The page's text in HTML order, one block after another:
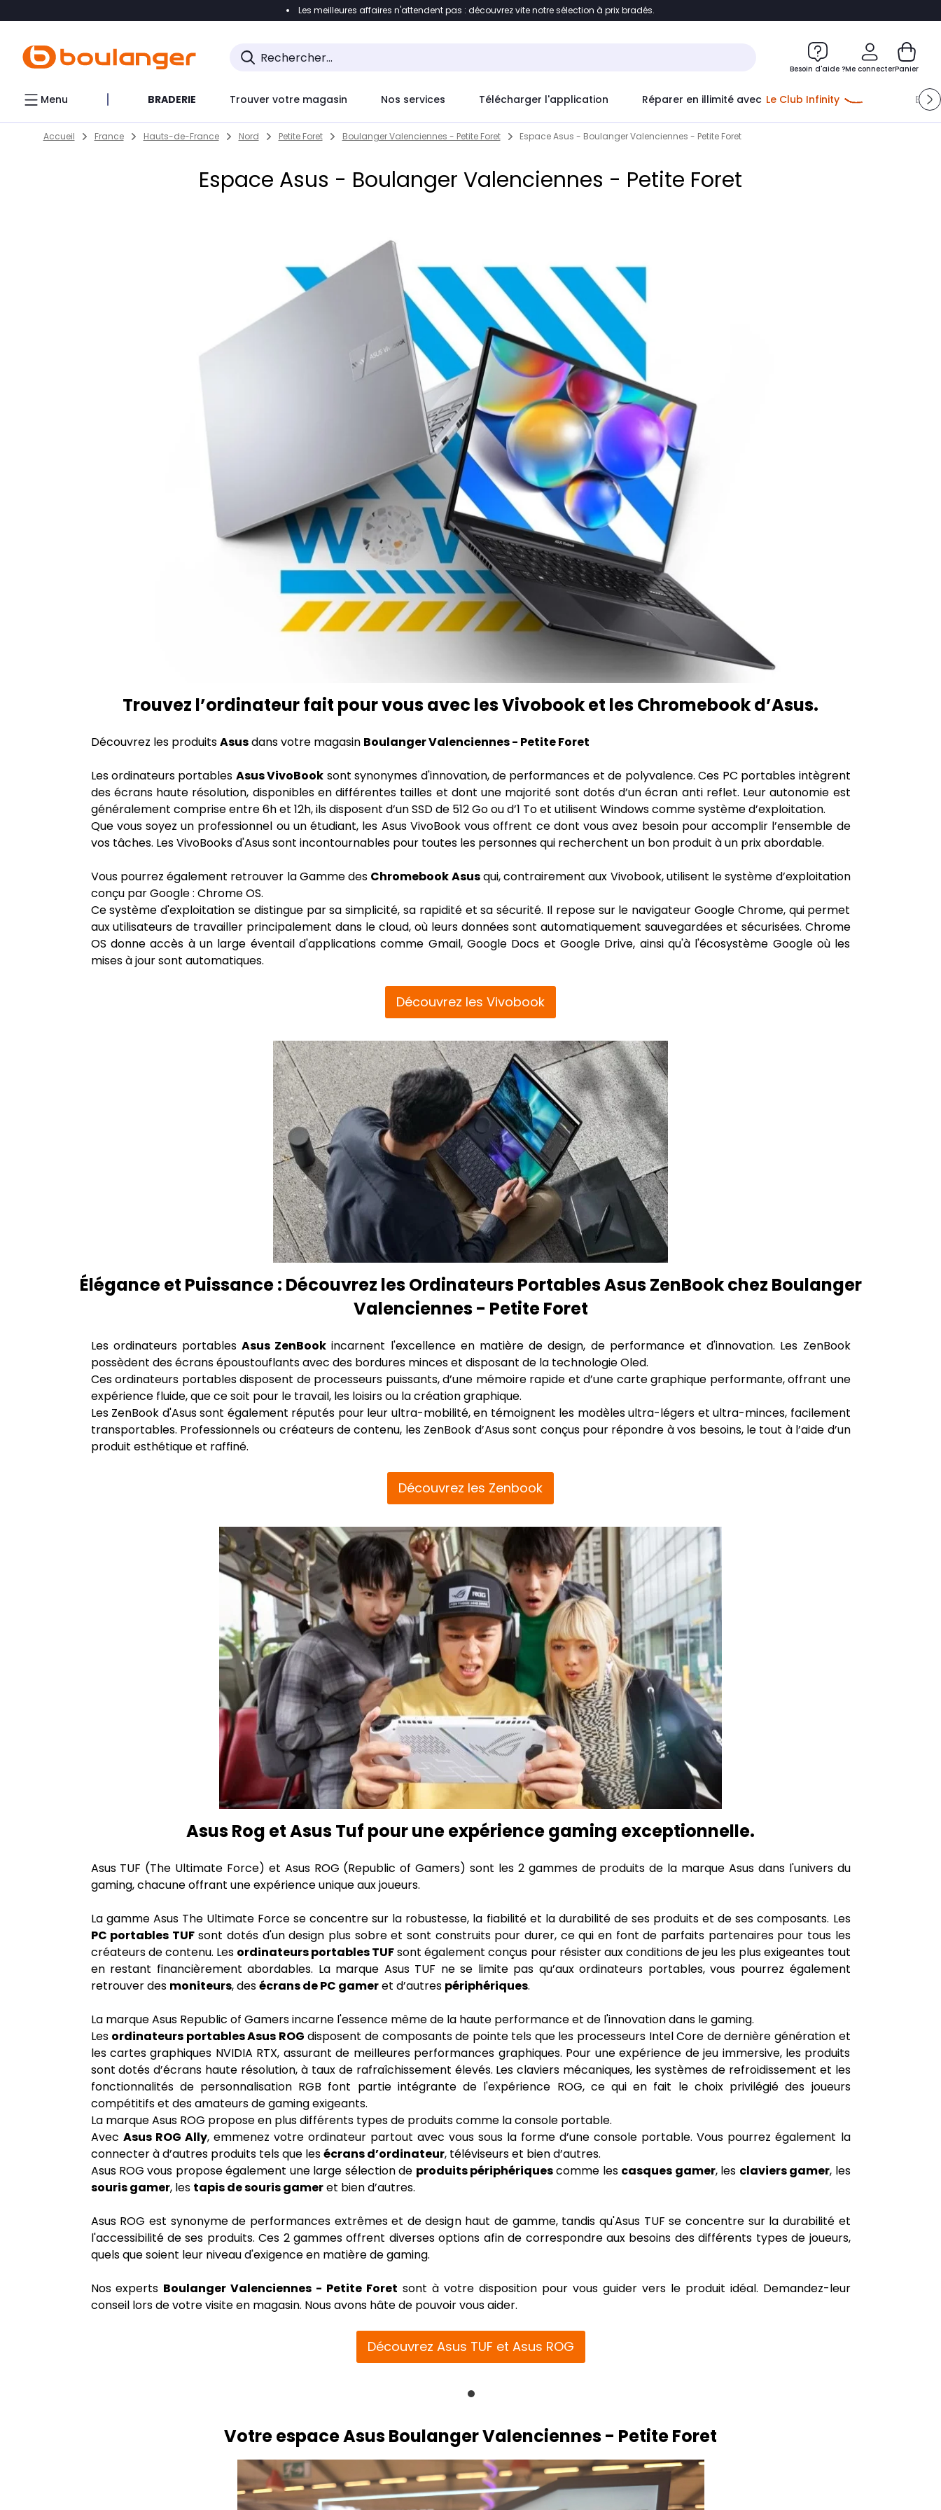
Accéder directement au contenu Accéder directement au pied de page Accéder directement au chatbot
Les meilleures affaires n'attendent pas : découvrez vite notre sélection à prix bradés.
Besoin d'aide ?Me connecterPanier
Menu BRADERIE Trouver votre magasin Nos services Télécharger l'application Réparer en illimité avec Le Club Infinity
Skip to content
Return to Nav
Accueil France Hauts-de-France Nord Petite Foret Boulanger Valenciennes - Petite Foret Espace Asus - Boulanger Valenciennes - Petite Foret
Espace Asus - Boulanger Valenciennes - Petite Foret
Trouvez l’ordinateur fait pour vous avec les Vivobook et les Chromebook d’Asus.
Découvrez les produitsAsusdans votre magasin Boulanger Valenciennes - Petite Foret
Les ordinateurs portables Asus VivoBook sont synonymes d'innovation, de performances et de polyvalence. Ces PC portables intègrent
des écrans haute résolution, disponibles en différentes tailles et dont une majorité sont dotés d’un écran anti reflet. Leur autonomie est
généralement comprise entre 6h et 12h, ils disposent d’un SSD de 512 Go ou d’1 To et utilisent Windows comme système d’exploitation.
Que vous soyez un professionnel ou un étudiant, les Asus VivoBook vous offrent ce dont vous avez besoin pour accomplir l’ensemble de
vos tâches. Les VivoBooks d'Asus sont incontournables pour toutes les personnes qui recherchent un bon produit à un prix abordable.
Vous pourrez également retrouver la Gamme des Chromebook Asusqui, contrairement aux Vivobook, utilisent le système d’exploitation
conçu par Google : Chrome OS.
Ce système d'exploitation se distingue par sa simplicité, sa rapidité et sa sécurité. Il repose sur le navigateur Google Chrome, qui permet
aux utilisateurs de travailler principalement dans le cloud, où leurs données sont automatiquement sauvegardées et sécurisées. Chrome
OS donne accès à un large éventail d'applications comme Gmail, Google Docs et Google Drive, ainsi qu'à l'écosystème Google où les
mises à jour sont automatiques.
Découvrez les Vivobook
Élégance et Puissance : Découvrez les Ordinateurs Portables Asus ZenBook chez Boulanger
Valenciennes - Petite Foret
Les ordinateurs portablesAsus ZenBook incarnent l'excellence en matière de design, de performance et d'innovation. Les ZenBook
possèdent des écrans époustouflants avec des bordures minces et disposant de la technologie Oled.
Ces ordinateurs portables disposent de processeurs puissants, d’une mémoire rapide et d’une carte graphique performante, offrant une
expérience fluide, que ce soit pour le travail, les loisirs ou la création graphique.
Les ZenBook d'Asus sont également réputés pour leur ultra-mobilité, en témoignent les modèles ultra-légers et ultra-minces, facilement
transportables. Professionnels ou créateurs de contenu, les ZenBook d’Asus sont conçus pour répondre à vos besoins, le tout à l’aide d’un
produit esthétique et raffiné.
Découvrez les Zenbook
Asus Rog et Asus Tuf pour une expérience gaming exceptionnelle.
Asus TUF (The Ultimate Force) et Asus ROG (Republic of Gamers) sont les 2 gammes de produits de la marque Asus dans l'univers du
gaming, chacune offrant une expérience unique aux joueurs.
La gamme Asus The Ultimate Force se concentre sur la robustesse, la fiabilité et la durabilité de ses produits et de ses composants. Les
PC portables TUFsont dotés d'un design plus sobre et sont construits pour durer, ce qui en font de parfaits partenaires pour tous les
créateurs de contenu. Les ordinateurs portables TUFsont également conçus pour résister aux conditions de jeu les plus exigeantes tout
en restant financièrement abordables. La marque Asus TUF ne se limite pas qu’aux ordinateurs portables, vous pourrez également
retrouver des moniteurs, desécrans de PC gameret d’autres périphériques.
La marque Asus Republic of Gamers incarne l'essence même de la haute performance et de l'innovation dans le gaming.
Les ordinateurs portables Asus ROG disposent de composants de pointe tels que les processeurs Intel Core de dernière génération et
les cartes graphiques NVIDIA RTX, assurant de meilleures performances graphiques. Pour une expérience de jeu immersive, les produits
sont dotés d’écrans haute résolution, à taux de rafraîchissement élevés. Les claviers mécaniques, les systèmes de refroidissement et les
fonctionnalités de personnalisation RGB font partie intégrante de l'expérience ROG, ce qui en fait le choix privilégié des joueurs
compétitifs et des amateurs de gaming exigeants.
La marque Asus ROG propose en plus différents types de produits comme la console portable.
Avec Asus ROG Ally, emmenez votre ordinateur partout avec vous sous la forme d’une console portable. Vous pourrez également la
connecter à d’autres produits tels que lesécrans d’ordinateur, téléviseurs et bien d’autres.
Asus ROG vous propose également une large sélection de produits périphériquescomme les casques gamer, les claviers gamer, les
souris gamer, les tapis de souris gameret bien d’autres.
Asus ROG est synonyme de performances extrêmes et de design haut de gamme, tandis qu'Asus TUF se concentre sur la durabilité et
l'accessibilité de ses produits. Ces 2 gammes offrent diverses options afin de correspondre aux besoins des différents types de joueurs,
quels que soient leur niveau d'exigence en matière de gaming.
Nos experts Boulanger Valenciennes - Petite Foret sont à votre disposition pour vous guider vers le produit idéal. Demandez-leur
conseil lors de votre visite en magasin. Nous avons hâte de pouvoir vous aider.
Découvrez Asus TUF et Asus ROG
Votre espace Asus Boulanger Valenciennes - Petite Foret